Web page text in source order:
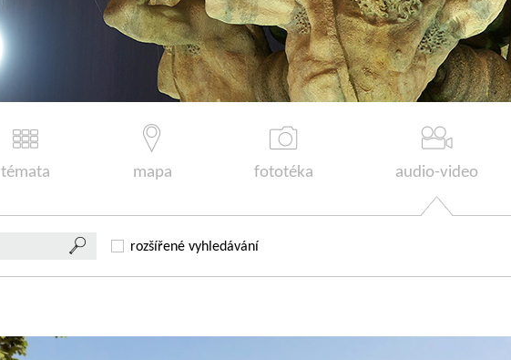
témata mapa fototéka audio-video
rozšířené vyhledávání